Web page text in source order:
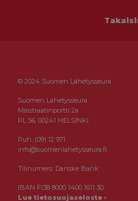
© 2024 Suomen Lähetysseura
Suomen Lähetysseura
Maistraatinportti 2a
PL 56, 00241 HELSINKI
Puh. (09) 12 971
info@suomenlahetysseura.fi
Tilinumero: Danske Bank
IBAN FI38 8000 1400 1611 30
Lue tietosuojaseloste ›